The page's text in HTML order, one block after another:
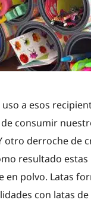
a esos
consumir
otro derroche de
resultado
en polvo. Latas
con latas